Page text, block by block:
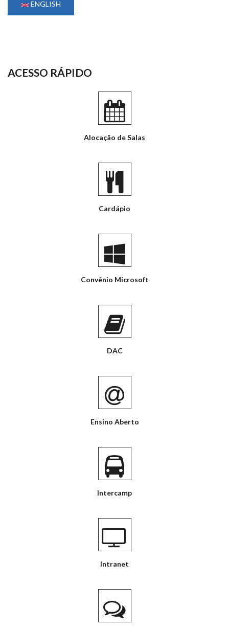
ENGLISH
ACESSO RÁPIDO
Alocação de Salas
Cardápio
Convênio Microsoft
DAC
Ensino Aberto
Intercamp
Intranet